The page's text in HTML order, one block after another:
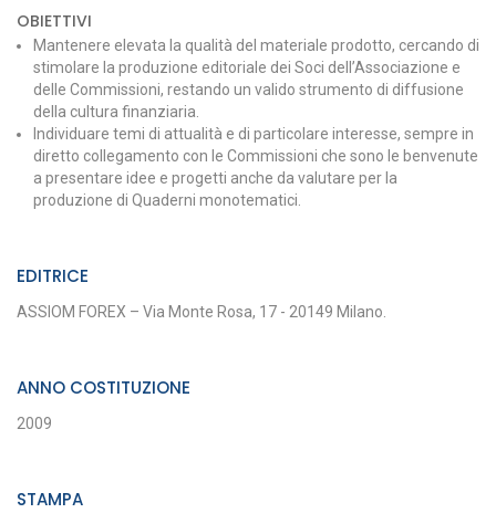
OBIETTIVI
Mantenere elevata la qualità del materiale prodotto, cercando di
stimolare la produzione editoriale dei Soci dell’Associazione e
delle Commissioni, restando un valido strumento di diffusione
della cultura finanziaria.
Individuare temi di attualità e di particolare interesse, sempre in
diretto collegamento con le Commissioni che sono le benvenute
a presentare idee e progetti anche da valutare per la
produzione di Quaderni monotematici.
EDITRICE
ASSIOM FOREX – Via Monte Rosa, 17 - 20149 Milano.
ANNO COSTITUZIONE
2009
STAMPA